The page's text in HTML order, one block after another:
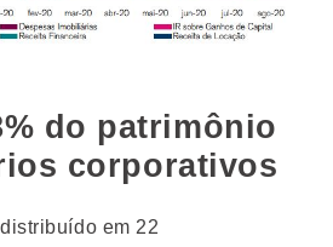
do patrimônio
corporativos
em 22